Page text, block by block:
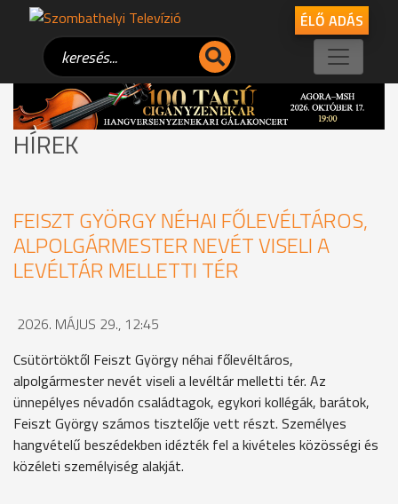
ÉLŐ ADÁS
HÍREK
FEISZT GYÖRGY NÉHAI FŐLEVÉLTÁROS,
ALPOLGÁRMESTER NEVÉT VISELI A
LEVÉLTÁR MELLETTI TÉR
2026. MÁJUS 29., 12:45
Csütörtöktől Feiszt György néhai főlevéltáros,
alpolgármester nevét viseli a levéltár melletti tér. Az
ünnepélyes névadón családtagok, egykori kollégák, barátok,
Feiszt György számos tisztelője vett részt. Személyes
hangvételű beszédekben idézték fel a kivételes közösségi és
közéleti személyiség alakját.